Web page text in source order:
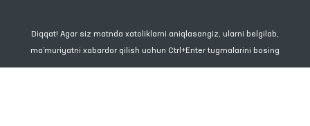
Diqqat! Agar siz matnda xatoliklarni aniqlasangiz, ularni belgilab,
ma’muriyatni xabardor qilish uchun Ctrl+Enter tugmalarini bosing